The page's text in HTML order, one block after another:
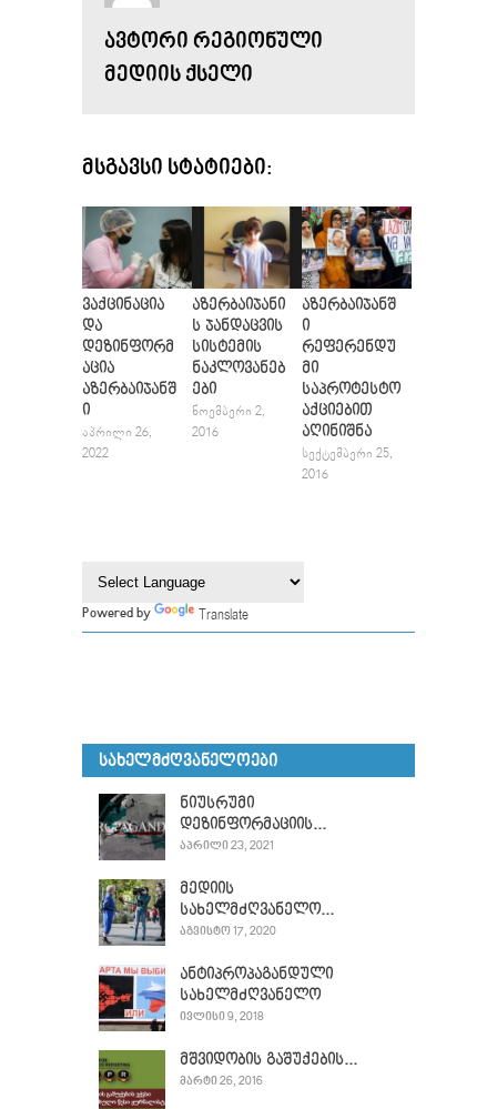
ᲐᲕᲢᲝᲠᲘ ᲠᲔᲒᲘᲝᲜᲣᲚᲘ
ᲛᲔᲓᲘᲘᲡ ᲥᲡᲔᲚᲘ
ᲛᲡᲒᲐᲕᲡᲘ ᲡᲢᲐᲢᲘᲔᲑᲘ:
ვაქცინაცია
და
დეზინფორმ
აცია
აზერბაიჯანშ
ი
ᲐᲞᲠᲘᲚᲘ 26,
2022
აზერბაიჯანი
ს ჯანდაცვის
სისტემის
ნაკლოვანებ
ები
ᲜᲝᲔᲛᲑᲔᲠᲘ 2,
2016
აზერბაიჯანშ
ი
რეფერენდუ
მი
საპროტესტო
აქციებით
აღინიშნა
ᲡᲔᲥᲢᲔᲛᲑᲔᲠᲘ 25,
2016
Powered by Translate
ᲡᲐᲮᲔᲚᲛᲫᲦᲕᲐᲜᲔᲚᲝᲔᲑᲘ
ნიუსრუმი
დეზინფორმაციის...
ᲐᲞᲠᲘᲚᲘ 23, 2021
მედიის
სახელმძღვანელო...
ᲐᲒᲕᲘᲡᲢᲝ 17, 2020
ანტიპროპაგანდული
სახელმძღვანელო
ᲘᲕᲚᲘᲡᲘ 9, 2018
მშვიდობის გაშუქების...
ᲛᲐᲠᲢᲘ 26, 2016